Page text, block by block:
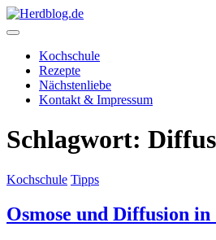
Skip
to
Herdblog.de
Kochschule
Rezepte
Nächstenliebe
Kontakt & Impressum
Schlagwort:
Kochschule Tipps
Osmose und Diffusion